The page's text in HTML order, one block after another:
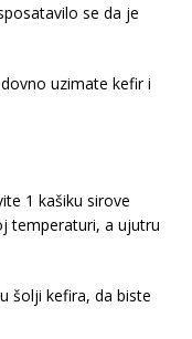
se da je
uzimate kefir i
1 kašiku sirove
temperaturi, a ujutru
šolji kefira, da biste